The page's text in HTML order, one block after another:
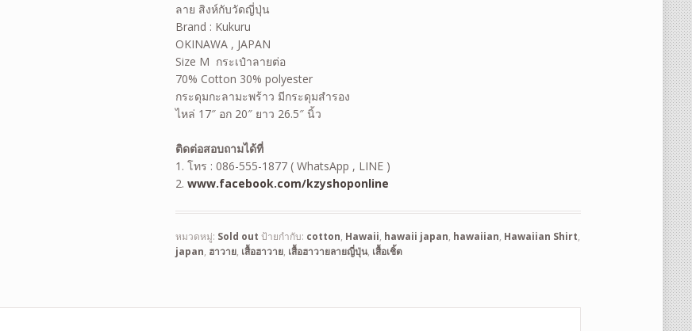
ลาย สิงห์กับวัดญี่ปุ่น
Brand : Kukuru
OKINAWA , JAPAN
Size M กระเป๋าลายต่อ
70% Cotton 30% polyester
กระดุมกะลามะพร้าว มีกระดุมสำรอง
ไหล่ 17″ อก 20″ ยาว 26.5″ นิ้ว
ติดต่อสอบถามได้ที่
1. โทร : 086-555-1877 ( WhatsApp , LINE )
2.www.facebook.com/kzyshoponline
หมวดหมู่: Sold out ป้ายกำกับ: cotton, Hawaii, hawaii japan, hawaiian, Hawaiian Shirt,
japan, ฮาวาย, เสื้อฮาวาย, เสื้อฮาวายลายญี่ปุ่น, เสื้อเชิ้ต